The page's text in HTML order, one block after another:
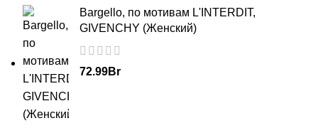
Bargello, по мотивам L'INTERDIT,
GIVENCHY (Женский)
72.99Br